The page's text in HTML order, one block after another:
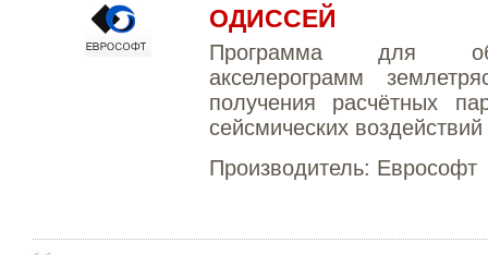
ОДИССЕЙ
Программа для
акселерограмм
получения расчётных
сейсмических воздействий
Производитель: Еврософт